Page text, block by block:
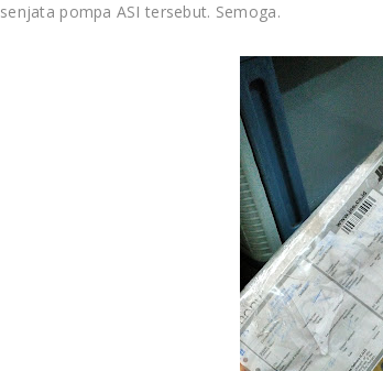
senjata pompa ASI tersebut. Semoga.